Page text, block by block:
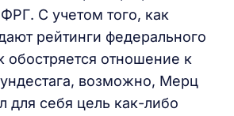
С учетом того, как
рейтинги федерального
обостряется отношение к
возможно, Мерц
для себя цель как-либо